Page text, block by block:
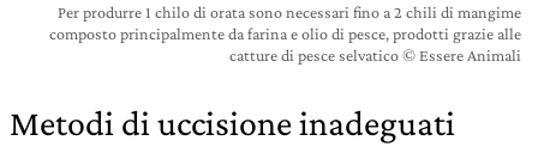
Per produrre 1 chilo di orata sono necessari fino a 2 chili di mangime
composto principalmente da farina e olio di pesce, prodotti grazie alle
catture di pesce selvatico © Essere Animali
Metodi di uccisione inadeguati